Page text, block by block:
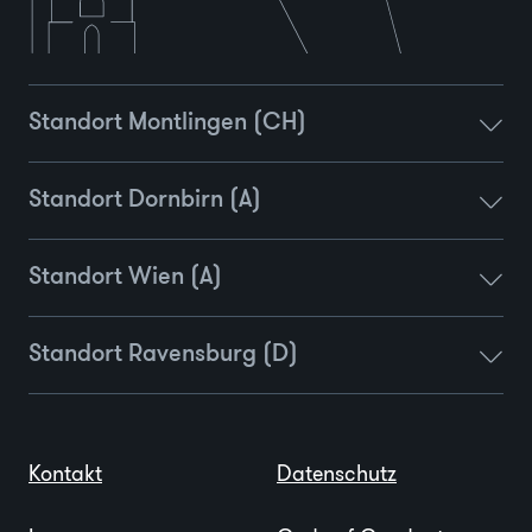
Standort Montlingen (CH)
Standort Dornbirn (A)
Standort Wien (A)
Standort Ravensburg (D)
Kontakt Datenschutz